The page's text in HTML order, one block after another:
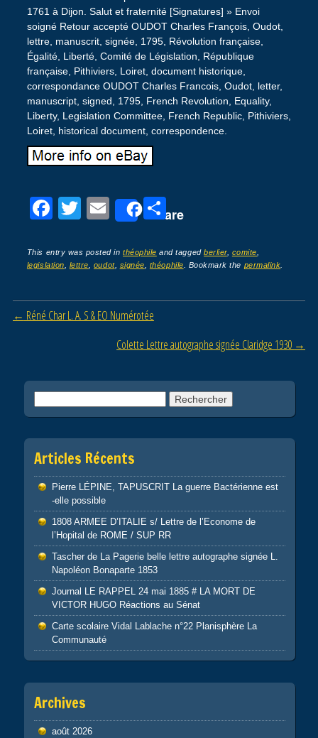
1761 à Dijon. Salut et fraternité [Signatures] » Envoi
soigné Retour accepté OUDOT Charles François, Oudot,
lettre, manuscrit, signée, 1795, Révolution française,
Égalité, Liberté, Comité de Législation, République
française, Pithiviers, Loiret, document historique,
correspondance OUDOT Charles Francois, Oudot, letter,
manuscript, signed, 1795, French Revolution, Equality,
Liberty, Legislation Committee, French Republic, Pithiviers,
Loiret, historical document, correspondence.
F
c
e
b
o
T
tt
er
E
ail
Share
P
ta
g
er
This entry was posted inthéophile and taggedberlier, comite
legislation
lettre oudot, signée théophile . Bookmark the permalink
Post navigation
← Réné Char L. A. S & EO Numérotée
Colette Lettre autographe signée Claridge 1930 →
Articles Récents
Pierre LÉPINE, TAPUSCRIT La guerre Bactérienne est
-elle possible
1808 ARMEE D’ITALIE s/ Lettre de l’Econome de
l’Hopital de ROME / SUP RR
Tascher de La Pagerie belle lettre autographe signée L.
Napoléon Bonaparte 1853
Journal LE RAPPEL 24 mai 1885 # LA MORT DE
VICTOR HUGO Réactions au Sénat
Carte scolaire Vidal Lablache n°22 Planisphère La
Communauté
Archives
août 2026